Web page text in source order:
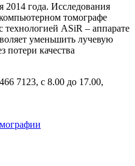
2014 года. Исследования
томографе
технологией ASiR – аппарате
уменьшить лучевую
потери качества
7123, с 8.00 до 17.00,